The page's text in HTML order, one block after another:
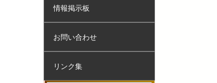
情報掲示板
お問い合わせ
リンク集